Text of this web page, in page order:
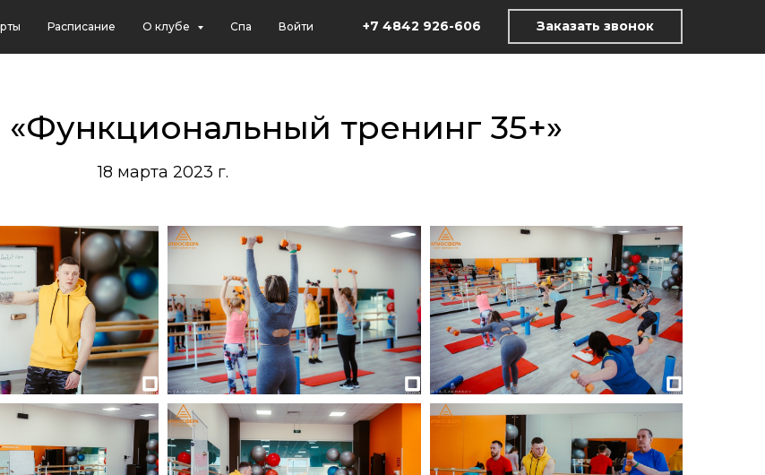
Расписание О клубе Спа Войти +7 4842 926-606 Заказать звонок
«Функциональный тренинг 35+»
18 марта 2023 г.